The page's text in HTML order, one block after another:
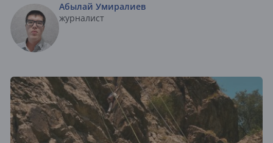
Абылай Умиралиев
журналист